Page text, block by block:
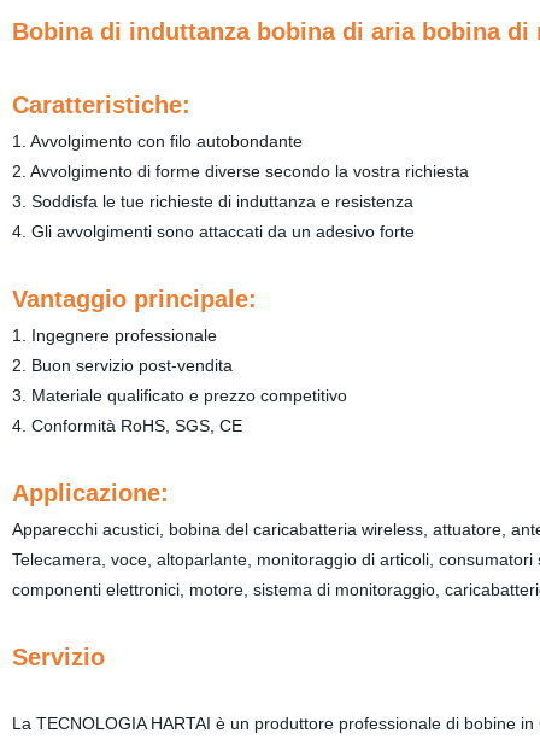
Bobina di induttanza bobina di aria bobina
Caratteristiche:
1. Avvolgimento con filo autobondante
2. Avvolgimento di forme diverse secondo la vostra richiesta
3. Soddisfa le tue richieste di induttanza e resistenza
4. Gli avvolgimenti sono attaccati da un adesivo forte
Vantaggio principale:
1. Ingegnere professionale
2. Buon servizio post-vendita
3. Materiale qualificato e prezzo competitivo
4. Conformità RoHS, SGS, CE
Applicazione:
Apparecchi acustici, bobina del caricabatteria wireless, attuatore,
Telecamera, voce, altoparlante, monitoraggio di articoli,
componenti elettronici, motore, sistema di monitoraggio,
Servizio
La TECNOLOGIA HARTAI è un produttore professionale di bobine